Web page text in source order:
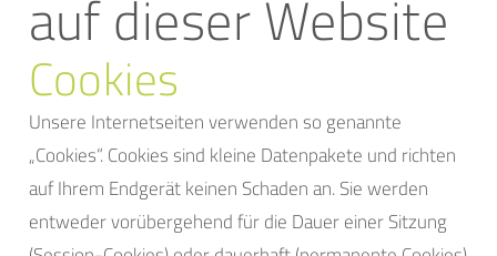
auf dieser Website
Cookies
Unsere Internetseiten verwenden so genannte
„Cookies“. Cookies sind kleine Datenpakete und richten
auf Ihrem Endgerät keinen Schaden an. Sie werden
entweder vorübergehend für die Dauer einer Sitzung